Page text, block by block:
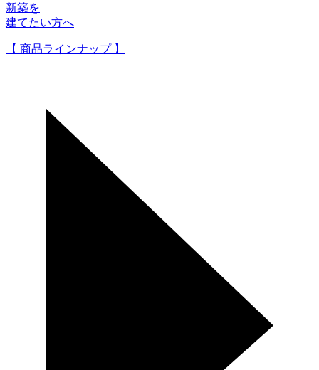
新築を
建てたい方へ
【 商品ラインナップ 】